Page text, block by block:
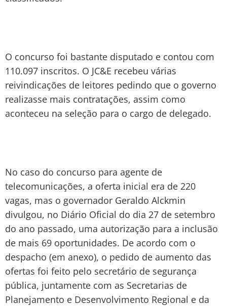
O concurso foi bastante disputado e contou com
110.097 inscritos. O JC&E recebeu várias
reivindicações de leitores pedindo que o governo
realizasse mais contratações, assim como
aconteceu na seleção para o cargo de delegado.
No caso do concurso para agente de
telecomunicações, a oferta inicial era de 220
vagas, mas o governador Geraldo Alckmin
divulgou, no Diário Oficial do dia 27 de setembro
do ano passado, uma autorização para a inclusão
de mais 69 oportunidades. De acordo com o
despacho (em anexo), o pedido de aumento das
ofertas foi feito pelo secretário de segurança
pública, juntamente com as Secretarias de
Planejamento e Desenvolvimento Regional e da